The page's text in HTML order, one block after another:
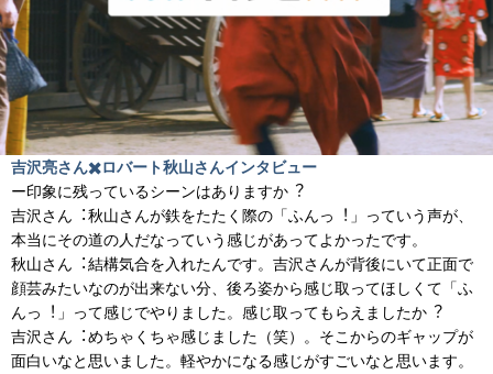
吉沢亮さん✖️ロバート秋山さんインタビュー
ー印象に残っているシーンはありますか︖
吉沢さん︓秋山さんが鉄をたたく際の「ふんっ︕」っていう声が、
本当にその道の人だなっていう感じがあってよかったです。
秋山さん︓結構気合を入れたんです。吉沢さんが背後にいて正面で
顔芸みたいなのが出来ない分、後ろ姿から感じ取ってほしくて「ふ
んっ︕」って感じでやりました。感じ取ってもらえましたか︖
吉沢さん︓めちゃくちゃ感じました（笑）。そこからのギャップが
面白いなと思いました。軽やかになる感じがすごいなと思います。